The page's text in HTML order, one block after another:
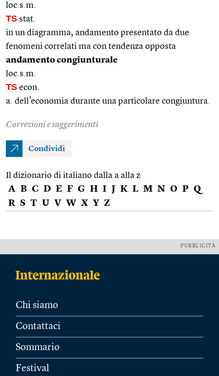
loc.s.m.
TS stat.
in un diagramma, andamento presentato da due
fenomeni correlati ma con tendenza opposta
andamento congiunturale
loc.s.m.
TS econ.
a. dell’economia durante una particolare congiuntura.
Correzioni e suggerimenti
Condividi
Il dizionario di italiano dalla a alla z
A B C D E F G H I J K L M N O P Q
R S T U V W X Y Z
PUBBLICITÀ
Chi siamo
Contattaci
Sommario
Festival